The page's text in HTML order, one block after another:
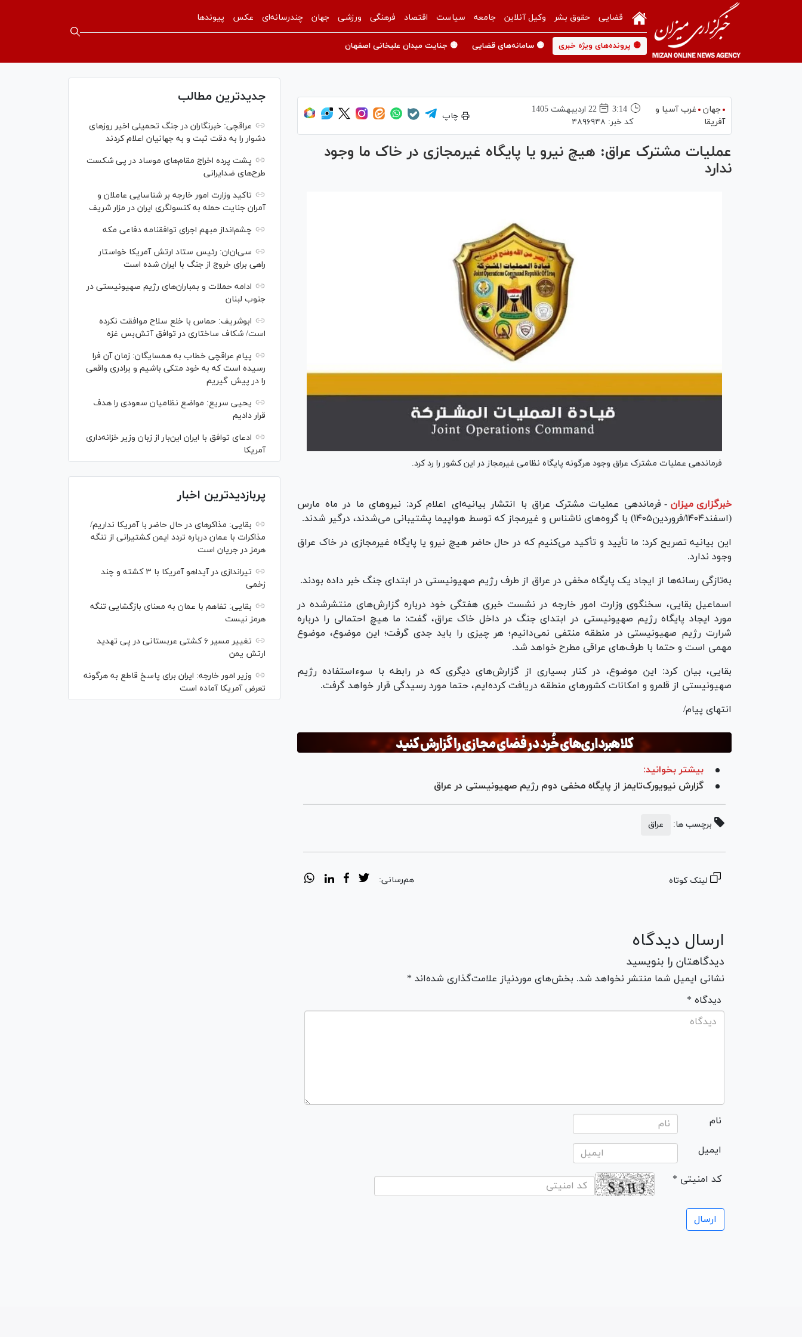
قضایی حقوق بشر وکیل آنلاین جامعه سیاست اقتصاد فرهنگی ورزشی جهان چندرسانه‌ای عکس پیوندها
🟡 پرونده‌های ویژه خبری 🟡 سامانه‌های قضایی 🟡 جنایت میدان علیخانی اصفهان
جهان
غرب آسیا و
آفریقا
3:14
22 ارديبهشت 1405
کد خبر: ۴۸۹۶۹۴۸
چاپ
عملیات مشترک عراق: هیچ نیرو یا پایگاه غیرمجازی در خاک ما وجود
ندارد
فرماندهی عملیات مشترک عراق وجود هرگونه پایگاه نظامی غیرمجاز در این کشور را رد کرد.
خبرگزاری میزان - فرماندهی عملیات مشترک عراق با انتشار بیانیه‌ای اعلام کرد: نیروهای ما در ماه مارس
(اسفند۱۴۰۴/فروردین۱۴۰۵) با گروه‌های ناشناس و غیرمجاز که توسط هواپیما پشتیبانی می‌شدند، درگیر شدند.
این بیانیه تصریح کرد: ما تأیید و تأکید می‌کنیم که در حال حاضر هیچ نیرو یا پایگاه غیرمجازی در خاک عراق
وجود ندارد.
به‌تازگی رسانه‌ها از ایجاد یک پایگاه مخفی در عراق از طرف رژیم صهیونیستی در ابتدای جنگ خبر داده بودند.
اسماعیل بقایی، سخنگوی وزارت امور خارجه در نشست خبری هفتگی خود درباره گزارش‌های منتشرشده در
مورد ایجاد پایگاه رژیم صهیونیستی در ابتدای جنگ در داخل خاک عراق، گفت: ما هیچ احتمالی را درباره
شرارت رژیم صهیونیستی در منطقه منتفی نمی‌دانیم؛ هر چیزی را باید جدی گرفت؛ این موضوع، موضوع
مهمی است و حتما با طرف‌های عراقی مطرح خواهد شد.
بقایی، بیان کرد: این موضوع، در کنار بسیاری از گزارش‌های دیگری که در رابطه با سوءاستفاده رژیم
صهیونیستی از قلمرو و امکانات کشورهای منطقه دریافت کرده‌ایم، حتما مورد رسیدگی قرار خواهد گرفت.
انتهای پیام/
بیشتر بخوانید:
گزارش نیویورک‌تایمز از پایگاه مخفی دوم رژیم صهیونیستی در عراق
برچسب ها: عراق
لینک کوتاه هم‌رسانی:
ارسال دیدگاه
دیدگاهتان را بنویسید
نشانی ایمیل شما منتشر نخواهد شد. بخش‌های موردنیاز علامت‌گذاری شده‌اند *
* دیدگاه
نام
ایمیل
* کد امنیتی
جدیدترین مطالب
عراقچی: خبرنگاران در جنگ تحمیلی اخیر روز‌های
دشوار را به دقت ثبت و به جهانیان اعلام کردند
پشت پرده اخراج مقام‌های موساد در پی شکست
طرح‌های ضدایرانی
تاکید وزارت امور خارجه بر شناسایی عاملان و
آمران جنایت حمله به کنسولگری ایران در مزار شریف
چشم‌انداز مبهم اجرای توافقنامه دفاعی مکه
سی‌ان‌‌ان: رئیس ستاد ارتش آمریکا خواستار
راهی برای خروج از جنگ با ایران شده است
ادامه حملات و بمباران‌های رژیم صهیونیستی در
جنوب لبنان
ابوشریف: حماس با خلع سلاح موافقت نکرده
است/ شکاف ساختاری در توافق آتش‌‎بس غزه
پیام عراقچی خطاب به همسایگان: زمان آن فرا
رسیده است که به خود متکی باشیم و برادری واقعی
را در پیش گیریم
یحیی سریع: مواضع نظامیان سعودی را هدف
قرار دادیم
ادعای توافق با ایران این‌بار از زبان وزیر خزانه‌داری
آمریکا
پربازدیدترین اخبار
بقایی: مذاکره‎ای در حال حاضر با آمریکا نداریم/
مذاکرات با عمان درباره تردد ایمن کشتیرانی از تنگه
هرمز در جریان است
تیراندازی در آیداهو آمریکا با ۳ کشته و چند
زخمی
بقایی: تفاهم با عمان به معنای بازگشایی تنگه
هرمز نیست
تغییر مسیر ۶ کشتی عربستانی در پی تهدید
ارتش یمن
وزیر امور خارجه: ایران برای پاسخ قاطع به هرگونه
تعرض آمریکا آماده است